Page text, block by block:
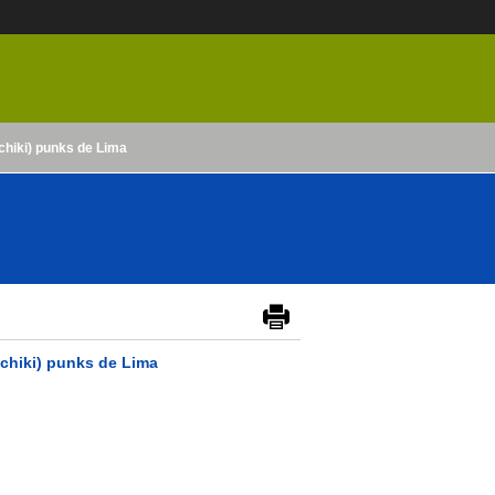
punks de Lima
punks de Lima